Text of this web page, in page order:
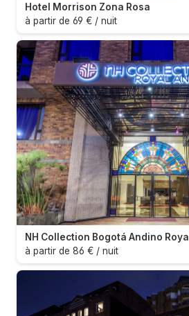
Hotel Morrison Zona Rosa
à partir de 69 € / nuit
NH Collection Bogotá Andino Royal
à partir de 86 € / nuit